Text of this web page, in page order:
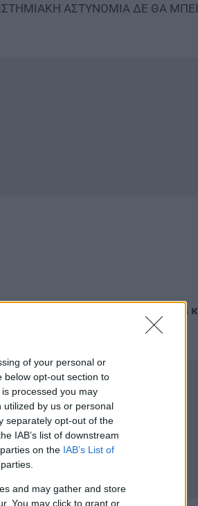
of your personal or
below opt-out section to
processed you may
by us or personal
separately opt-out of the
IAB’s list of downstream
on the IAB’s List of
and may gather and store
You may click to grant or
ΑΣΤΥΝΟΜΙΑ ΔΕ ΘΑ
σε κάθε Σύλλογο, σε κάθε Τμήμα